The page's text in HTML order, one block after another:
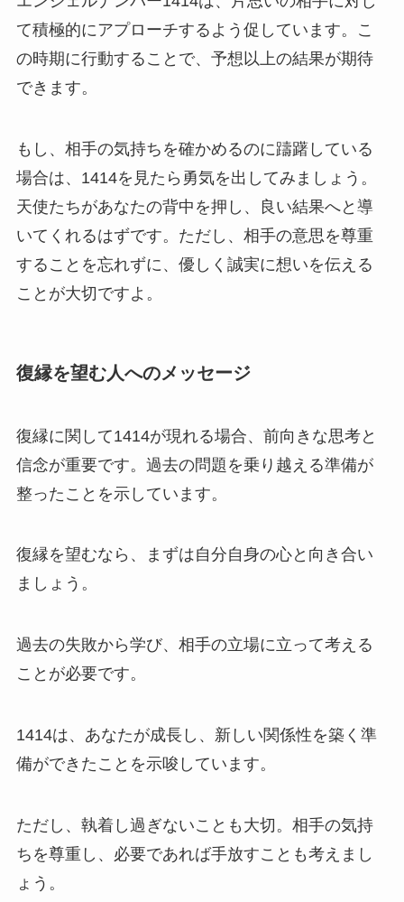
て積極的にアプローチするよう促しています。こ
の時期に行動することで、予想以上の結果が期待
できます。
もし、相手の気持ちを確かめるのに躊躇している
場合は、1414を見たら勇気を出してみましょう。
天使たちがあなたの背中を押し、良い結果へと導
いてくれるはずです。ただし、相手の意思を尊重
することを忘れずに、優しく誠実に想いを伝える
ことが大切ですよ。
復縁を望む人へのメッセージ
復縁に関して1414が現れる場合、前向きな思考と
信念が重要です。過去の問題を乗り越える準備が
整ったことを示しています。
復縁を望むなら、まずは自分自身の心と向き合い
ましょう。
過去の失敗から学び、相手の立場に立って考える
ことが必要です。
1414は、あなたが成長し、新しい関係性を築く準
備ができたことを示唆しています。
ただし、執着し過ぎないことも大切。相手の気持
ちを尊重し、必要であれば手放すことも考えまし
ょう。